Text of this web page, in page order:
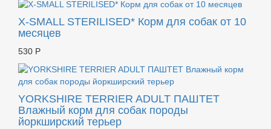
X-SMALL STERILISED* Корм для собак от 10
месяцев
530 Р
YORKSHIRE TERRIER ADULT ПАШТЕТ
Влажный корм для собак породы
йоркширский терьер